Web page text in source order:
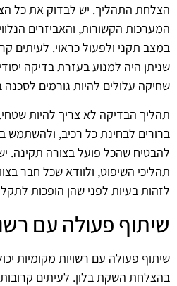
הצלחת התהליך. יש לבדוק את כל
המערכות הקשורות, והאביזרים
במצב תקני ולפעול כראוי. לעיתים
שניתן היה למנוע בעזרת בדיקה
שחיקה עלולים להיות גורמים
תהליך הבדיקה לא צריך להיות שטחי.
ברורים לבחינת כל רכיב, ולהשתמש
להבטיח שהכל פועל בצורה תקינה.
תהליכי השיפוט, ולוודא שכל חבר
לזהות בעיות לפני שהן הופכות
שיתוף פעולה עם
שיתוף פעולה עם רשויות מקומיות
בהצלחת השקת בלון. לעיתים